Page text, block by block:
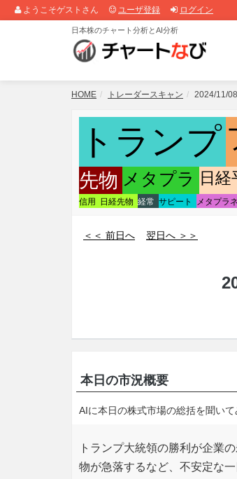
ようこそゲストさん ユーザ登録 ログイン
日本株のチャート分析とAI分析
HOME トレーダースキャン 2024/11/
トランプ
先物 メタプラ 日経
信用 日経先物 経常 サピート メタプラ
＜＜ 前日へ 翌日へ ＞＞
本日の市況概要
AIに本日の株式市場の総括を聞いて
トランプ大統領の勝利が企業
物が急落するなど、不安定な